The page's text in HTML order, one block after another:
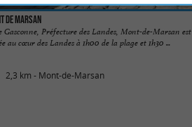
de Marsan
Gasconne, Préfecture des Landes, Mont-de-Marsan est
au cœur des Landes à 1h00 de la plage et 1h30 ...
2,3 km - Mont-de-Marsan